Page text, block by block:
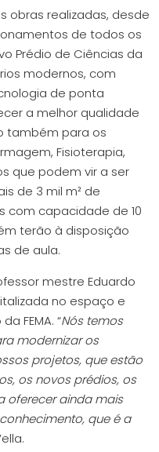
obras realizadas, desde
de todos os
Prédio de Ciências da
modernos, com
de ponta
a melhor qualidade
também para os
Fisioterapia,
que podem vir a ser
de 3 mil m² de
com capacidade de 10
terão à disposição
de aula.
mestre Eduardo
no espaço e
FEMA. “Nós temos
modernizar os
projetos, que estão
os novos prédios, os
oferecer ainda mais
que é a